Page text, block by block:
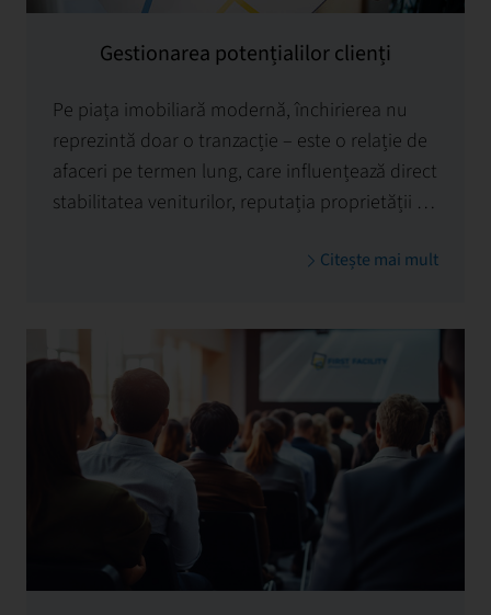
Gestionarea potențialilor clienți
Pe piața imobiliară modernă, închirierea nu
reprezintă doar o tranzacție – este o relație de
afaceri pe termen lung, care influențează direct
stabilitatea veniturilor, reputația proprietății și
gestionarea contractelor de închiriere (Lease
și orientată strategic.
Citește mai mult